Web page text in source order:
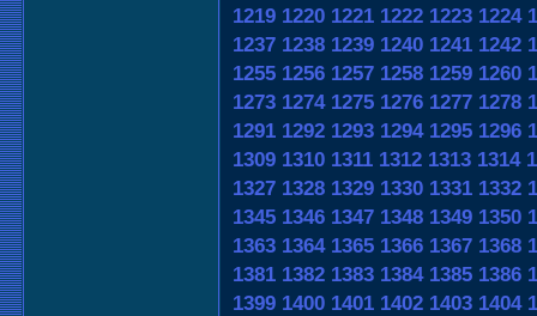
1219 1220 1221 1222 1223 1224
1237 1238 1239 1240 1241 1242
1255 1256 1257 1258 1259 1260
1273 1274 1275 1276 1277 1278
1291 1292 1293 1294 1295 1296
1309 1310 1311 1312 1313 1314
1327 1328 1329 1330 1331 1332
1345 1346 1347 1348 1349 1350
1363 1364 1365 1366 1367 1368
1381 1382 1383 1384 1385 1386
1399 1400 1401 1402 1403 1404